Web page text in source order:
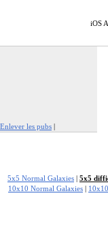
iOS
Enlever les pubs |
5x5 Normal Galaxies | 5x5
10x10 Normal Galaxies |